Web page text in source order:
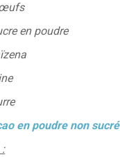
en poudre
en poudre non sucré